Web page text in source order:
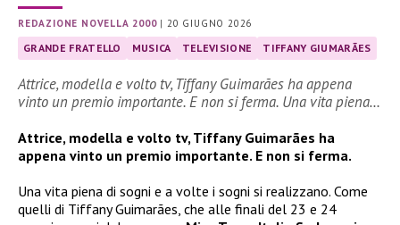
REDAZIONE NOVELLA 2000|20 GIUGNO 2026
GRANDE FRATELLO MUSICA TELEVISIONE TIFFANY GIUMARÃES
Attrice, modella e volto tv, Tiffany Guimarães ha appena
vinto un premio importante. E non si ferma. Una vita piena…
Attrice, modella e volto tv, Tiffany Guimarães ha
appena vinto un premio importante. E non si ferma.
Una vita piena di sogni e a volte i sogni si realizzano. Come
quelli di Tiffany Guimarães, che alle finali del 23 e 24